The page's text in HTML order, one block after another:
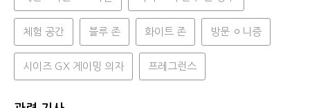
체험 공간 블루 존 화이트 존 방문 ㅇ니증
시이즈 GX 게이밍 의자 프레그런스